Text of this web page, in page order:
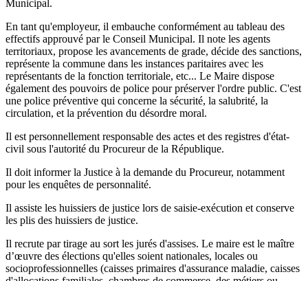
Municipal.
En tant qu'employeur, il embauche conformément au tableau des
effectifs approuvé par le Conseil Municipal. Il note les agents
territoriaux, propose les avancements de grade, décide des sanctions,
représente la commune dans les instances paritaires avec les
représentants de la fonction territoriale, etc... Le Maire dispose
également des pouvoirs de police pour préserver l'ordre public. C'est
une police préventive qui concerne la sécurité, la salubrité, la
circulation, et la prévention du désordre moral.
Il est personnellement responsable des actes et des registres d'état-
civil sous l'autorité du Procureur de la République.
Il doit informer la Justice à la demande du Procureur, notamment
pour les enquêtes de personnalité.
Il assiste les huissiers de justice lors de saisie-exécution et conserve
les plis des huissiers de justice.
Il recrute par tirage au sort les jurés d'assises. Le maire est le maître
d’œuvre des élections qu'elles soient nationales, locales ou
socioprofessionnelles (caisses primaires d'assurance maladie, caisses